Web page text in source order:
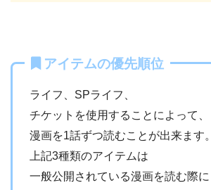
アイテムの優先順位
ライフ、SPライフ、
チケットを使用することによって、
漫画を1話ずつ読むことが出来ます。
上記3種類のアイテムは
一般公開されている漫画を読む際に